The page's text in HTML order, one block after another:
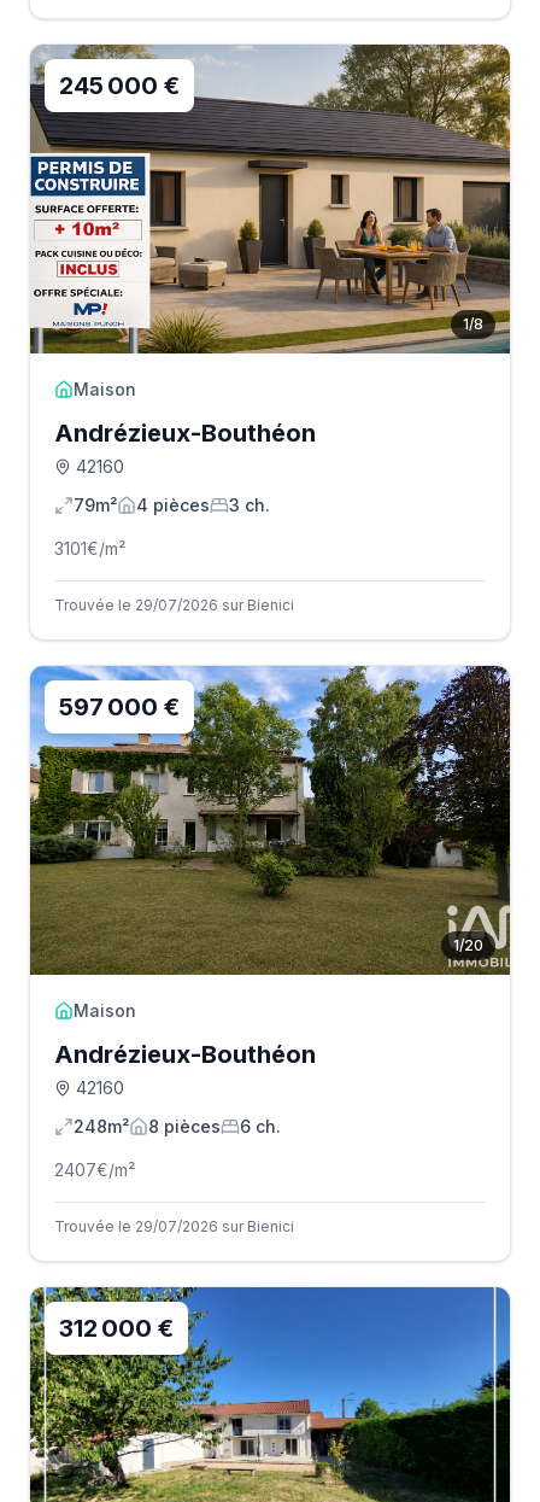
1/8
245 000 €
Maison
Andrézieux-Bouthéon
42160
79m²
4 pièces 3 ch.
3101€/m²
Trouvée le 29/07/2026 sur Bienici
1/20
597 000 €
Maison
Andrézieux-Bouthéon
42160
248m²
8 pièces 6 ch.
2407€/m²
Trouvée le 29/07/2026 sur Bienici
312 000 €